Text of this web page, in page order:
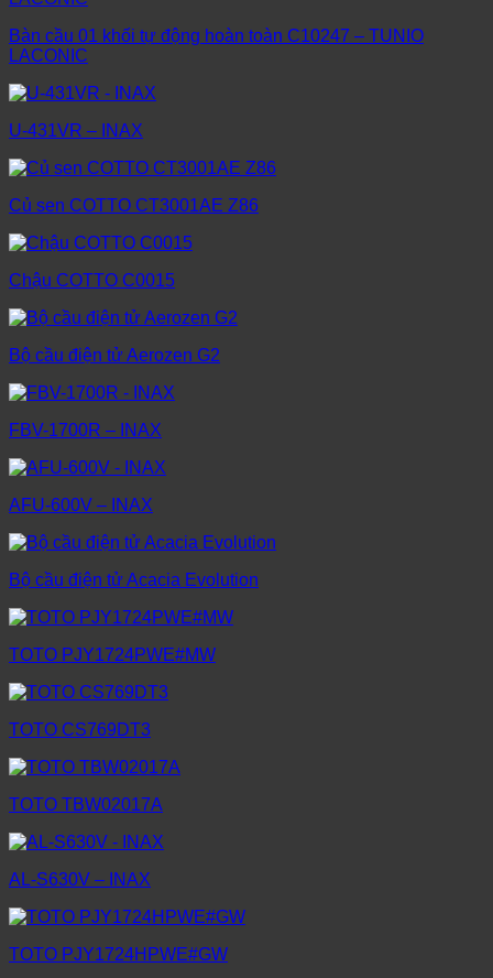
Bàn cầu 01 khối tự động hoàn toàn C10247 – TUNIO
LACONIC
U-431VR – INAX
Củ sen COTTO CT3001AE Z86
Chậu COTTO C0015
Bộ cầu điện tử Aerozen G2
FBV-1700R – INAX
AFU-600V – INAX
Bộ cầu điện tử Acacia Evolution
TOTO PJY1724PWE#MW
TOTO CS769DT3
TOTO TBW02017A
AL-S630V – INAX
TOTO PJY1724HPWE#GW